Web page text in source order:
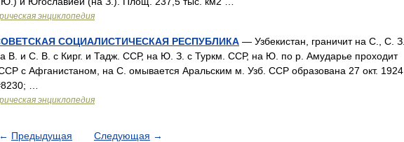
энциклопедия
СОЦИАЛИСТИЧЕСКАЯ РЕСПУБЛИКА — Узбекистан, граничит на С., С. З.
В. и С. В. с Кирг. и Тадж. ССР, на Ю. З. с Туркм. ССР, на Ю. по р. Амударье проходит
с Афганистаном, на С. омывается Аральским м. Узб. ССР образована 27 окт. 1924
…
энциклопедия
← Предыдущая Следующая →